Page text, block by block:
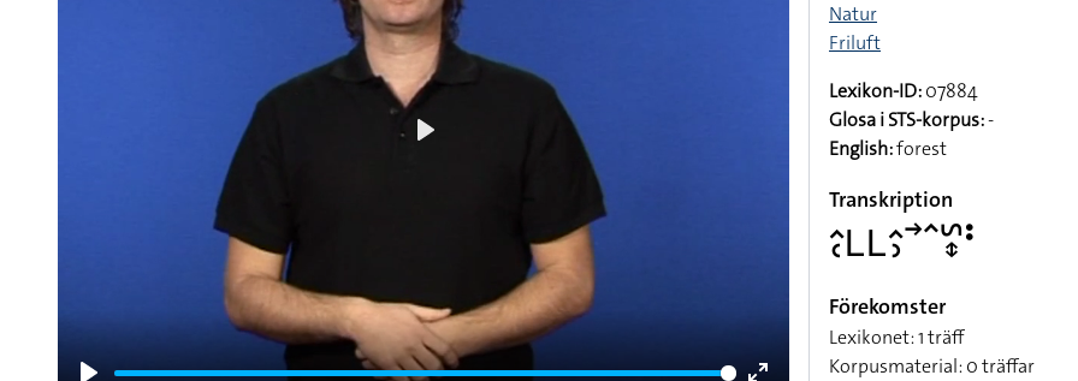
Natur
Friluft
Lexikon-ID:07884
Glosa i STS-korpus:-
English:forest
Transkription
􌤵􌥗􌥈􌥈􌤵􌤶􌥣􌥦􌥲􌦋􌥻
Förekomster
Lexikonet: 1 träff
Korpusmaterial: 0 träffar